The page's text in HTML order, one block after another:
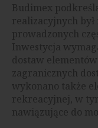
Budimex
realizacyjnych
prowadzonych
Inwestycja
dostaw
zagranicznych
wykonano także
rekreacyjnej, w
nawiązujące do